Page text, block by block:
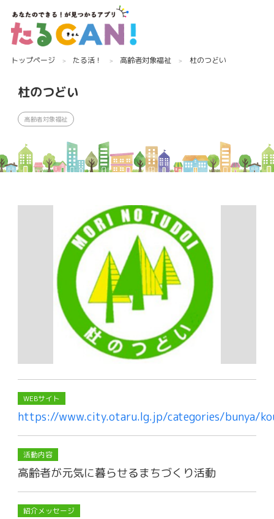
トップページ たる活！ 高齢者対象福祉 杜のつどい
杜のつどい
高齢者対象福祉
WEBサイト
https://www.city.otaru.lg.jp/categories/bunya/
活動内容
高齢者が元気に暮らせるまちづくり活動
紹介メッセージ